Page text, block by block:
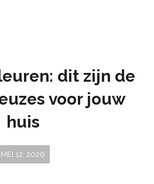
dit zijn de
voor jouw
huis
MEI 12, 2026